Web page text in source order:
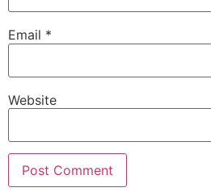
Email *
Website